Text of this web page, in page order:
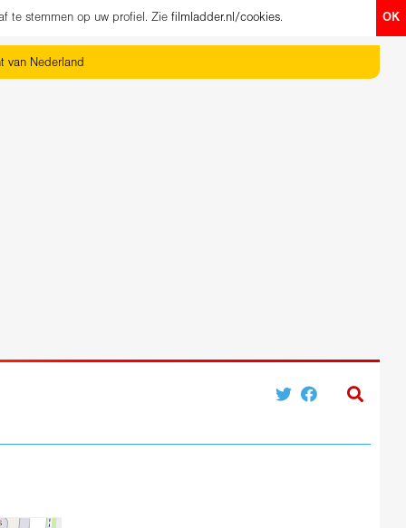
OK
te stemmen op uw profiel. Zie filmladder.nl/cookies.
van Nederland